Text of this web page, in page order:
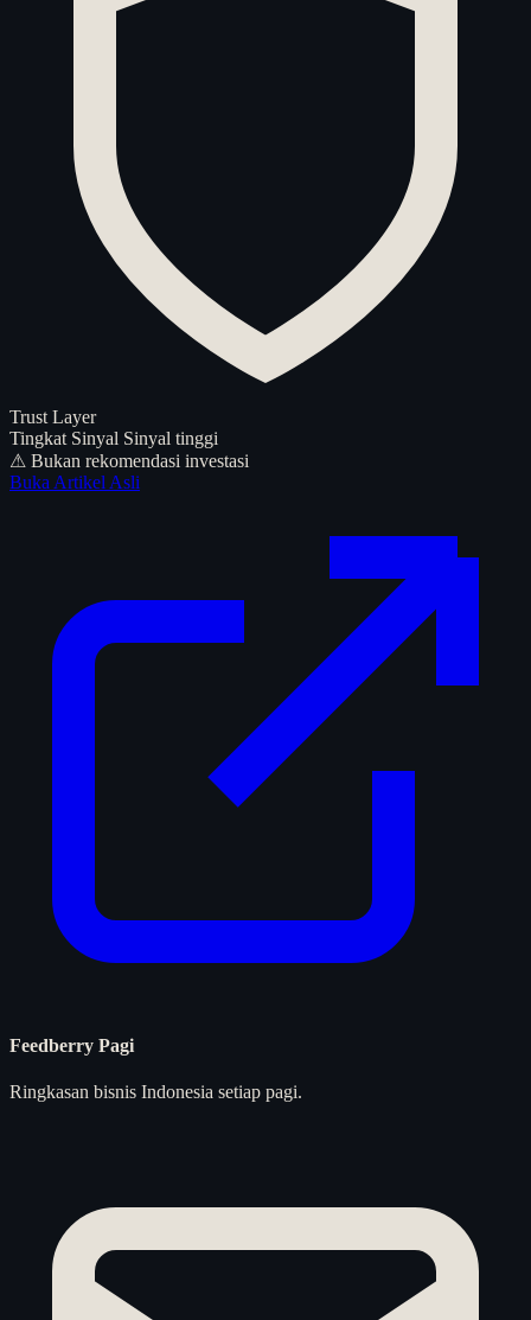
Trust Layer
Tingkat Sinyal Sinyal tinggi
⚠ Bukan rekomendasi investasi
Buka Artikel Asli
Feedberry Pagi
Ringkasan bisnis Indonesia setiap pagi.